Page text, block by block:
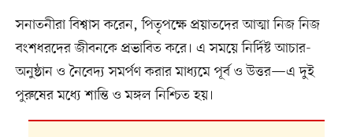
সনাতনীরা বিশ্বাস করেন, পিতৃপক্ষে প্রয়াতদের আত্মা নিজ নিজ
বংশধরদের জীবনকে প্রভাবিত করে। এ সময়ে নির্দিষ্ট আচার-
অনুষ্ঠান ও নৈবেদ্য সমর্পণ করার মাধ্যমে পূর্ব ও উত্তর—এ দুই
পুরুষের মধ‍্যে শান্তি ও মঙ্গল নিশ্চিত হয়।